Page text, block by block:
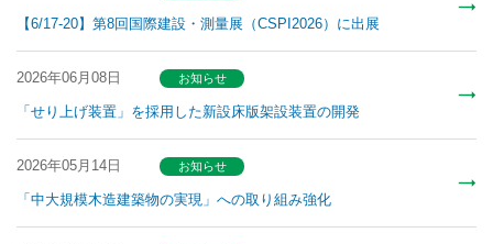
【6/17-20】第8回国際建設・測量展（CSPI2026）に出展
2026年06月08日 お知らせ
「せり上げ装置」を採用した新設床版架設装置の開発
2026年05月14日 お知らせ
「中大規模木造建築物の実現」への取り組み強化